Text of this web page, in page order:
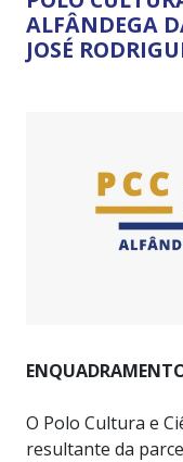
ALFÂNDEGA
JOSÉ
O Polo Cultura e
resultante da